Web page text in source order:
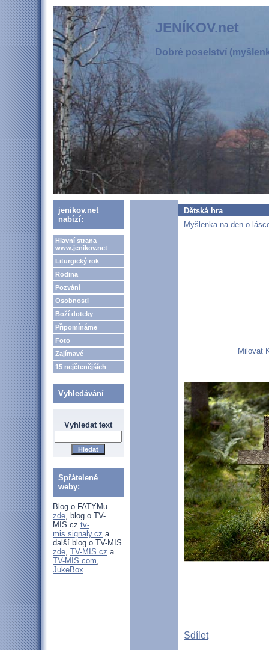
JENÍKOV.net
Dobré poselství
jenikov.net
nabízí:
Hlavní strana
www.jenikov.net
Liturgický rok
Rodina
Pozvání
Osobnosti
Boží doteky
Připomínáme
Foto
Zajímavé
15 nejčtenějších
Vyhledávání
Vyhledat text
Spřátelené
weby:
Blog o FATYMu
zde, blog o TV-
MIS.cz tv-
mis.signaly.cz a
další blog o TV-MIS
zde, TV-MIS.cz a
TV-MIS.com,
JukeBox.
Dětská hra
Myšlenka na den o
Milovat
Sdílet